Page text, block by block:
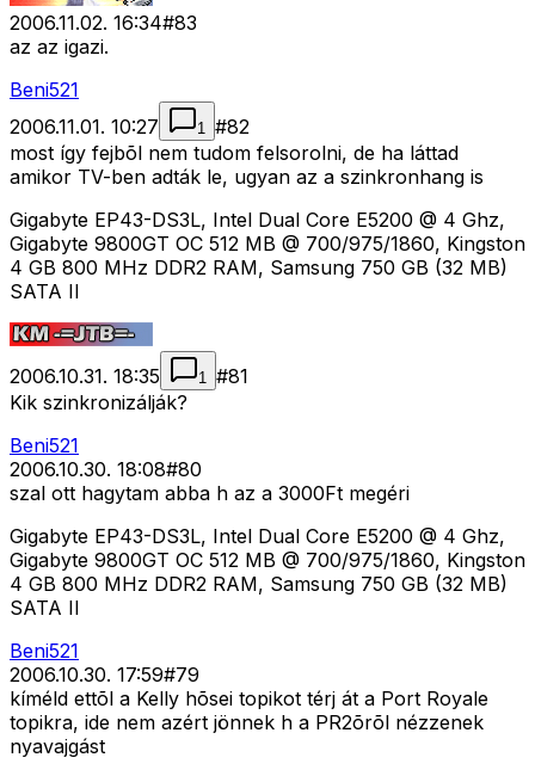
2006.11.02. 16:34#83
az az igazi.
Beni521
2006.11.01. 10:27
1 #82
most így fejbõl nem tudom felsorolni, de ha láttad
amikor TV-ben adták le, ugyan az a szinkronhang is
Gigabyte EP43-DS3L, Intel Dual Core E5200 @ 4 Ghz,
Gigabyte 9800GT OC 512 MB @ 700/975/1860, Kingston
4 GB 800 MHz DDR2 RAM, Samsung 750 GB (32 MB)
SATA II
2006.10.31. 18:35 1 #81
Kik szinkronizálják?
Beni521
2006.10.30. 18:08#80
szal ott hagytam abba h az a 3000Ft megéri
Gigabyte EP43-DS3L, Intel Dual Core E5200 @ 4 Ghz,
Gigabyte 9800GT OC 512 MB @ 700/975/1860, Kingston
4 GB 800 MHz DDR2 RAM, Samsung 750 GB (32 MB)
SATA II
Beni521
2006.10.30. 17:59#79
kíméld ettõl a Kelly hõsei topikot térj át a Port Royale
topikra, ide nem azért jönnek h a PR2õrõl nézzenek
nyavajgást